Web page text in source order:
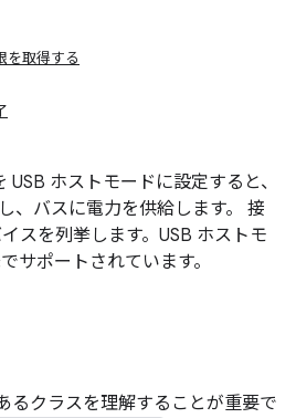
を取得する
ホストモードに設定すると、
、バスに電力を供給します。 接
スを列挙します。USB ホストモ
サポートされています。
るクラスを理解することが重要で